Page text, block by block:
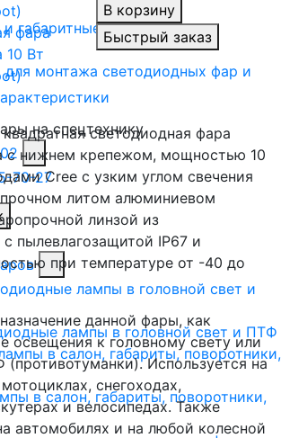
габаритные огни
для монтажа светодиодных фар и
на спецтехнику
70-27
лампы в головной свет и ПТФ
в салон, габариты, поворотники,
В корзину
Быстрый заказ
светодиодная фара
с нижнем крепежом, мощностью 10
Cree с узким углом свечения
литом алюминиевом
линзой из
с пылевлагозащитой IP67 и
при температуре от -40 до
данной фары, как
освещения к головному свету или
(противотуманки). Используется на
снегоходах,
и велосипедах. Также
автомобилях и на любой колесной